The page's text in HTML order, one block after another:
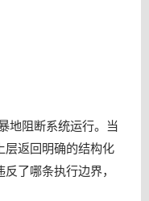
地阻断系统运行。当
层返回明确的结构化
了哪条执行边界，